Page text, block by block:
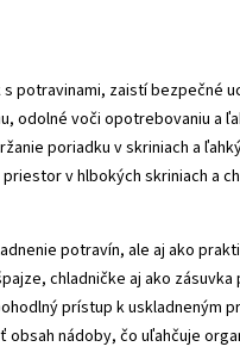
potravinami, zaistí bezpečné
odolné voči opotrebovaniu a
poriadku v skriniach a
v hlbokých skriniach a
potravín, ale aj ako
chladničke aj ako
prístup k uskladneným
nádoby, čo uľahčuje